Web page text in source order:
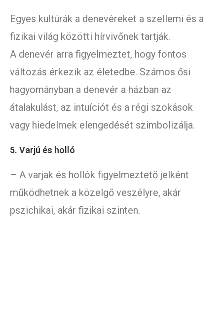
Egyes kultúrák a denevéreket a szellemi és a
fizikai világ közötti hírvivőnek tartják.
A denevér arra figyelmeztet, hogy fontos
változás érkezik az életedbe. Számos ősi
hagyományban a denevér a házban az
átalakulást, az intuíciót és a régi szokások
vagy hiedelmek elengedését szimbolizálja.
5. Varjú és holló
– A varjak és hollók figyelmeztető jelként
működhetnek a közelgő veszélyre, akár
pszichikai, akár fizikai szinten.